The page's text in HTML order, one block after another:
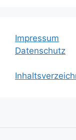
Impressum
Datenschutz